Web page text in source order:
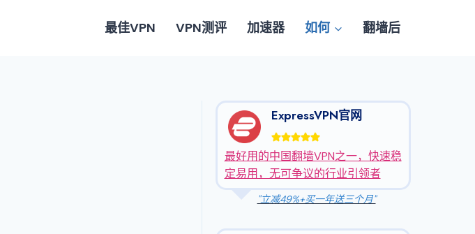
最佳VPN VPN测评 加速器 如何 翻墙后
ExpressVPN官网
最好用的中国翻墙VPN之一，快速稳
定易用，无可争议的行业引领者
"立减49%+买一年送三个月"